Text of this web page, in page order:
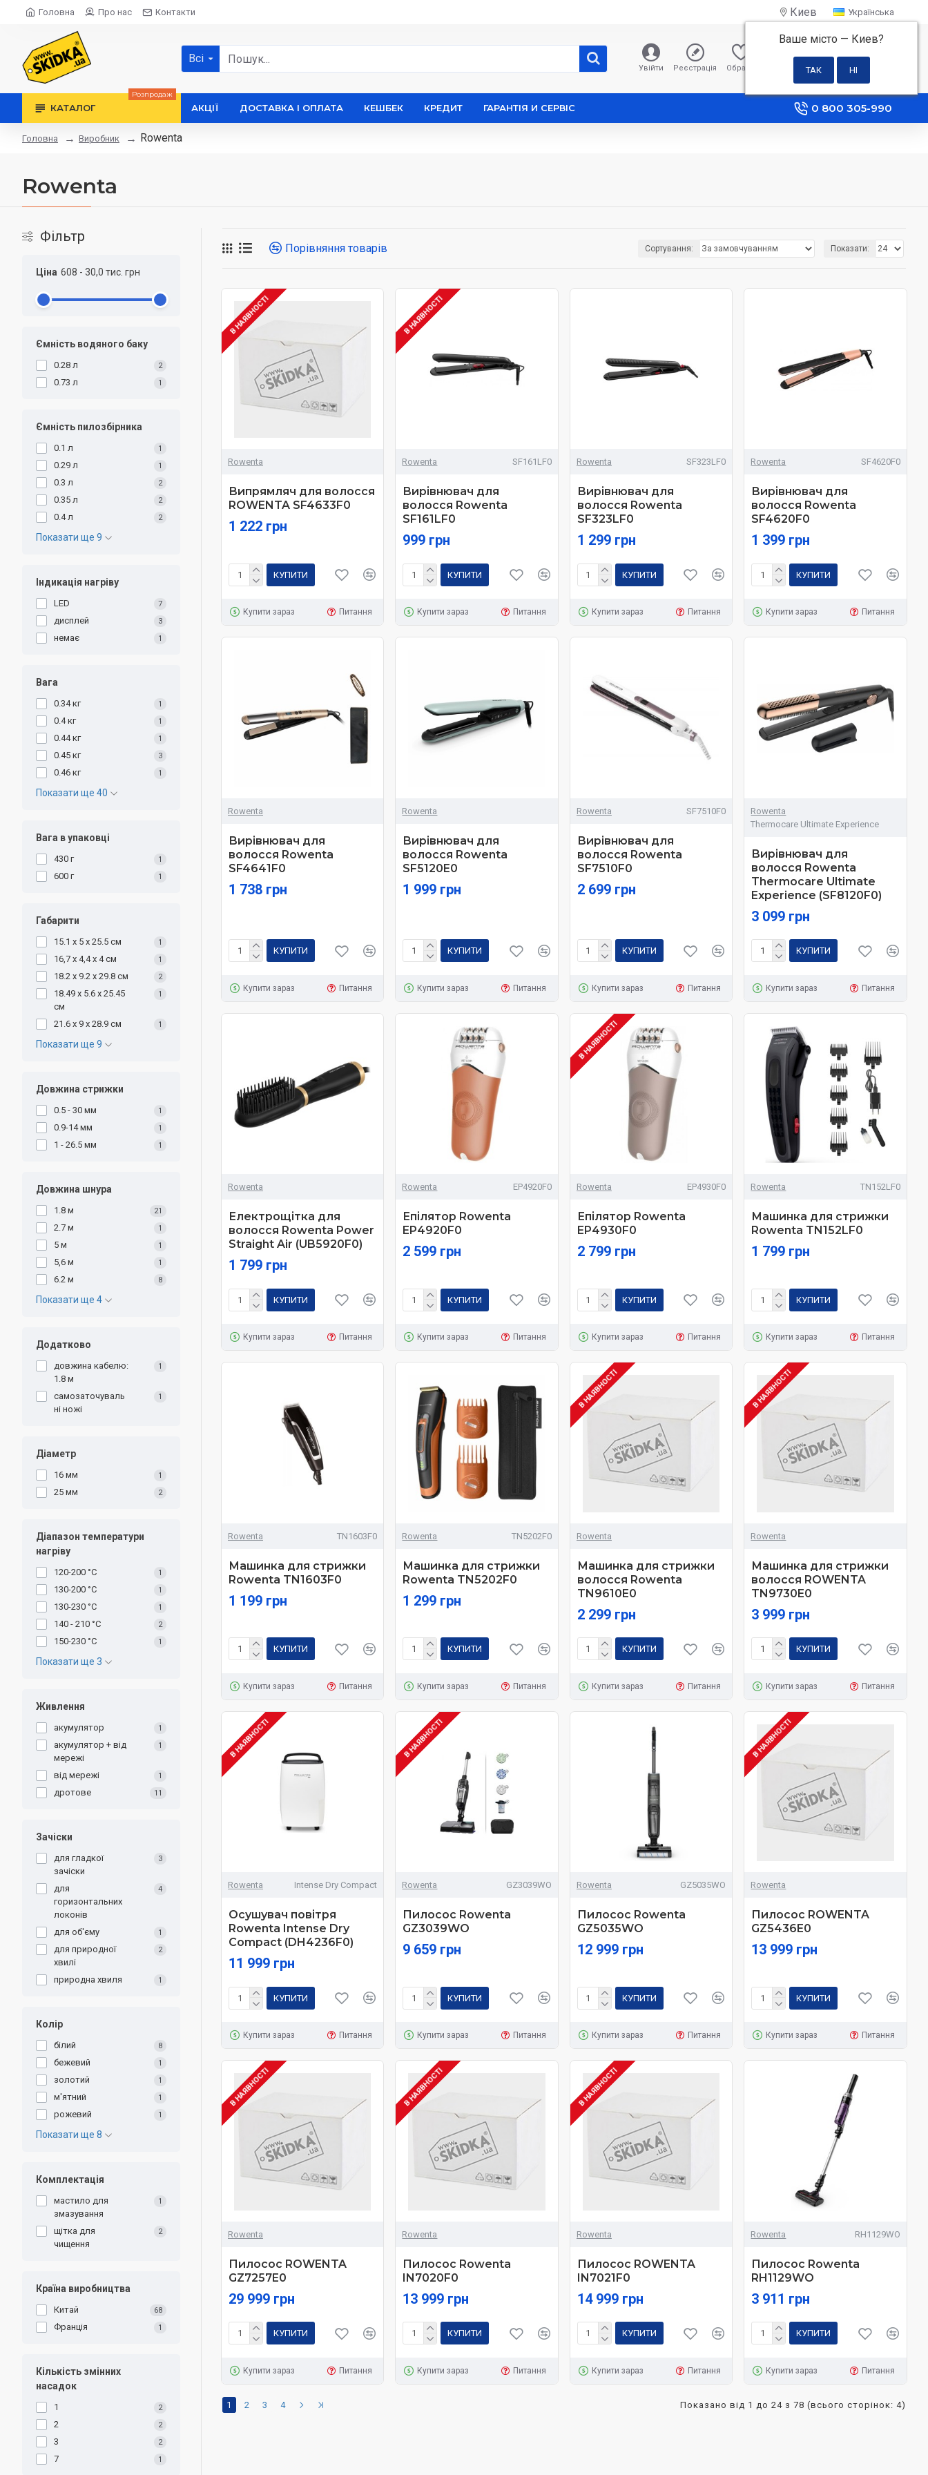
Головна Про нас Контакти Киев
Ваше місто — Киев?
Українська
Всі
Увійти Реєстрація Обране Порівняння
0 грн
КАТАЛОГ
Розпродаж
АКЦІЇ ДОСТАВКА І ОПЛАТА КЕШБЕК КРЕДИТ ГАРАНТІЯ И СЕРВІС 0 800 305-990
Головна Виробник Rowenta
Rowenta
Фільтр
608 - 30,0 тис. грн
Ціна
Ємність водяного баку
0.28 л 2
0.73 л 1
Ємність пилозбірника
0.1 л 1
0.29 л 1
0.3 л 2
0.35 л 2
0.4 л 2
Показати ще 9
Індикація нагріву
LED 7
дисплей 3
немає 1
Вага
0.34 кг 1
0.4 кг 1
0.44 кг 1
0.45 кг 3
0.46 кг 1
Показати ще 40
Вага в упаковці
430 г 1
600 г 1
Габарити
15.1 x 5 x 25.5 см 1
16,7 х 4,4 х 4 см 1
18.2 x 9.2 x 29.8 см 2
18.49 х 5.6 х 25.45
см
1
21.6 x 9 x 28.9 см 1
Показати ще 9
Довжина стрижки
0.5 - 30 мм 1
0.9-14 мм 1
1 - 26.5 мм 1
Довжина шнура
1.8 м 21
2.7 м 1
5 м 1
5,6 м 1
6.2 м 8
Показати ще 4
Додатково
довжина кабелю:
1.8 м
1
самозаточуваль
ні ножі
1
Діаметр
16 мм 1
25 мм 2
Діапазон температури
нагріву
120-200 °С 1
130-200 °С 1
130-230 °С 1
140 - 210 °С 2
150-230 °С 1
Показати ще 3
Живлення
акумулятор 1
акумулятор + від
мережі
1
від мережі 1
дротове 11
Зачіски
для гладкої
зачіски
3
для
горизонтальних
локонів
4
для об'єму 1
для природної
хвилі
2
природна хвиля 1
Колір
білий 8
бежевий 1
золотий 1
м'ятний 1
рожевий 1
Показати ще 8
Комплектація
мастило для
змазування
1
щітка для
чищення
2
Країна виробництва
Китай 68
Франція 1
Кількість змінних
насадок
1 2
2 2
3 2
7 1
Порівняння товарів Сортування: Показати:
В НАЯВНОСТІ
Rowenta
Випрямляч для волосся
ROWENTA SF4633F0
1 222 грн
КУПИТИ
Купити зараз Питання
В НАЯВНОСТІ
Rowenta SF161LF0
Вирівнювач для
волосся Rowenta
SF161LF0
999 грн
КУПИТИ
Купити зараз Питання
Rowenta SF323LF0
Вирівнювач для
волосся Rowenta
SF323LF0
1 299 грн
КУПИТИ
Купити зараз Питання
Rowenta SF4620F0
Вирівнювач для
волосся Rowenta
SF4620F0
1 399 грн
КУПИТИ
Купити зараз Питання
Rowenta
Вирівнювач для
волосся Rowenta
SF4641F0
1 738 грн
КУПИТИ
Купити зараз Питання
Rowenta
Вирівнювач для
волосся Rowenta
SF5120E0
1 999 грн
КУПИТИ
Купити зараз Питання
Rowenta SF7510F0
Вирівнювач для
волосся Rowenta
SF7510F0
2 699 грн
КУПИТИ
Купити зараз Питання
Rowenta
Thermocare Ultimate Experience
Вирівнювач для
волосся Rowenta
Thermocare Ultimate
Experience (SF8120F0)
3 099 грн
КУПИТИ
Купити зараз Питання
Rowenta
Електрощітка для
волосся Rowenta Power
Straight Air (UB5920F0)
1 799 грн
КУПИТИ
Купити зараз Питання
Rowenta EP4920F0
Епілятор Rowenta
EP4920F0
2 599 грн
КУПИТИ
Купити зараз Питання
В НАЯВНОСТІ
Rowenta EP4930F0
Епілятор Rowenta
EP4930F0
2 799 грн
КУПИТИ
Купити зараз Питання
Rowenta TN152LF0
Машинка для стрижки
Rowenta TN152LF0
1 799 грн
КУПИТИ
Купити зараз Питання
Rowenta TN1603F0
Машинка для стрижки
Rowenta TN1603F0
1 199 грн
КУПИТИ
Купити зараз Питання
Rowenta TN5202F0
Машинка для стрижки
Rowenta TN5202F0
1 299 грн
КУПИТИ
Купити зараз Питання
В НАЯВНОСТІ
Rowenta
Машинка для стрижки
волосся Rowenta
TN9610E0
2 299 грн
КУПИТИ
Купити зараз Питання
В НАЯВНОСТІ
Rowenta
Машинка для стрижки
волосся ROWENTA
TN9730E0
3 999 грн
КУПИТИ
Купити зараз Питання
В НАЯВНОСТІ
Rowenta Intense Dry Compact
Осушувач повітря
Rowenta Intense Dry
Compact (DH4236F0)
11 999 грн
КУПИТИ
Купити зараз Питання
В НАЯВНОСТІ
Rowenta GZ3039WO
Пилосос Rowenta
GZ3039WO
9 659 грн
КУПИТИ
Купити зараз Питання
Rowenta GZ5035WO
Пилосос Rowenta
GZ5035WO
12 999 грн
КУПИТИ
Купити зараз Питання
В НАЯВНОСТІ
Rowenta
Пилосос ROWENTA
GZ5436E0
13 999 грн
КУПИТИ
Купити зараз Питання
В НАЯВНОСТІ
Rowenta
Пилосос ROWENTA
GZ7257E0
29 999 грн
КУПИТИ
Купити зараз Питання
В НАЯВНОСТІ
Rowenta
Пилосос Rowenta
IN7020F0
13 999 грн
КУПИТИ
Купити зараз Питання
В НАЯВНОСТІ
Rowenta
Пилосос ROWENTA
IN7021F0
14 999 грн
КУПИТИ
Купити зараз Питання
Rowenta RH1129WO
Пилосос Rowenta
RH1129WO
3 911 грн
КУПИТИ
Купити зараз Питання
1 2 3 4 Показано від 1 до 24 з 78 (всього сторінок: 4)